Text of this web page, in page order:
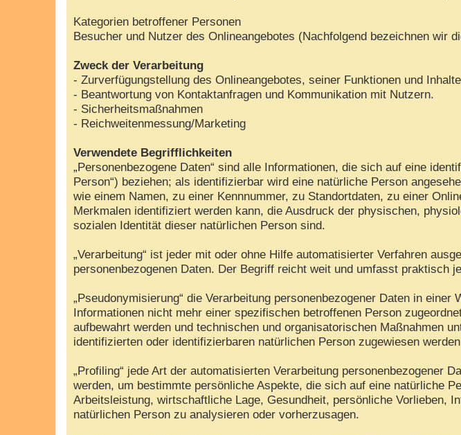
Kategorien betroffener Personen
Besucher und Nutzer des Onlineangebotes (Nachfolgend bezeichnen wir
Zweck der Verarbeitung
- Zurverfügungstellung des Onlineangebotes, seiner Funktionen und
- Beantwortung von Kontaktanfragen und Kommunikation mit Nutzern.
- Sicherheitsmaßnahmen
- Reichweitenmessung/Marketing
Verwendete Begrifflichkeiten
„Personenbezogene Daten“ sind alle Informationen, die sich auf eine
Person“) beziehen; als identifizierbar wird eine natürliche Person
wie einem Namen, zu einer Kennnummer, zu Standortdaten, zu einer
Merkmalen identifiziert werden kann, die Ausdruck der physischen,
sozialen Identität dieser natürlichen Person sind.
„Verarbeitung“ ist jeder mit oder ohne Hilfe automatisierter Verfahren
personenbezogenen Daten. Der Begriff reicht weit und umfasst praktisch
„Pseudonymisierung“ die Verarbeitung personenbezogener Daten in
Informationen nicht mehr einer spezifischen betroffenen Person
aufbewahrt werden und technischen und organisatorischen Maßnahmen
identifizierten oder identifizierbaren natürlichen Person zugewiesen
„Profiling“ jede Art der automatisierten Verarbeitung personenbezogener
werden, um bestimmte persönliche Aspekte, die sich auf eine natürliche
Arbeitsleistung, wirtschaftliche Lage, Gesundheit, persönliche Vorlieben,
natürlichen Person zu analysieren oder vorherzusagen.